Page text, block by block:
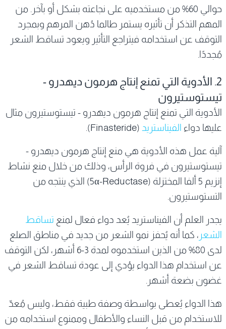
حوالي 60% من مستخدميه على نجاعته بشكل أو بآخر. من
المهم التذكر أن تأثيره يستمر طالما دُهن المرهم وبمجرد
التوقف عن استخدامه فيتراجع التأثير ويعود تساقط الشعر
مُجددًا.
2. الأدوية التي تمنع إنتاج هرمون ديهدرو -
تيستوستيرون
الأدوية التي تمنع إنتاج هرمون ديهدرو - تيستوستيرون مثال
عليها دواء الفيناستريد (Finasteride).
آلية عمل هذه الأدوية هي منع إنتاج هرمون ديهدرو -
تيستوستيرون في فروة الرأس، وذلك من خلال منع نشاط
إنزيم 5 ألفا المختزلة (5α-Reductase) الذي ينتجه من
التستوستيرون.
يجدر العلم أن الفيناستريد يُعد دواء فعال لمنع تساقط
الشعر ، كما أنه يُحفز نمو الشعر من جديد في مناطق الصلع
لدى 80% من الذين استخدموه لمدة 3-6 أشهر، لكن التوقف
عن استخدام هذا الدواء يؤدي إلى عودة تساقط الشعر في
غضون بضعة أشهر.
هذا الدواء يُعطى بواسطة وصفة طبية فقط، وليس مُعدّ
للاستخدام من قبل النساء والأطفال وممنوع استخدامه من